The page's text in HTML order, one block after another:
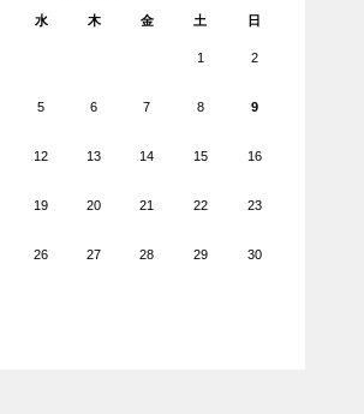
水 木 金 土 日
1 2
5 6 7 8 9
12 13 14 15 16
19 20 21 22 23
26 27 28 29 30